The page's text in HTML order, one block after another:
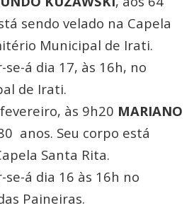
sendo velado na Capela
Municipal de Irati.
á dia 17, às 16h, no
de Irati.
às 9h20 MARIANO
anos. Seu corpo está
Santa Rita.
á dia 16 às 16h no
Paineiras.